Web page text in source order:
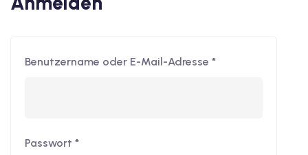
Benutzername oder E-Mail-Adresse *
Passwort *